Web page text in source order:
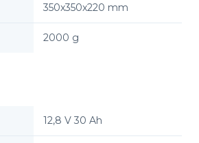
350x350x220 mm
2000 g
12,8 V 30 Ah